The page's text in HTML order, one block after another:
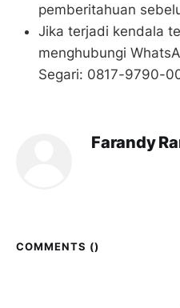
pemberitahuan
Jika terjadi kendala
menghubungi
Segari: 0817-9790-
Farandy
COMMENTS ()